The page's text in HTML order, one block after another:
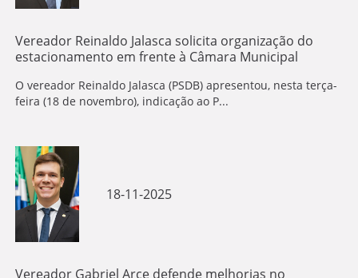
Vereador Reinaldo Jalasca solicita organização do
estacionamento em frente à Câmara Municipal
O vereador Reinaldo Jalasca (PSDB) apresentou, nesta terça-
feira (18 de novembro), indicação ao P...
18-11-2025
Vereador Gabriel Arce defende melhorias no